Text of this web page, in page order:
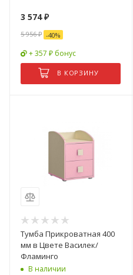
3 574₽
5 956₽ -40%
+ 357 ₽ бонус
В КОРЗИНУ
Тумба Прикроватная 400
мм в Цвете Василек/
Фламинго
В наличии